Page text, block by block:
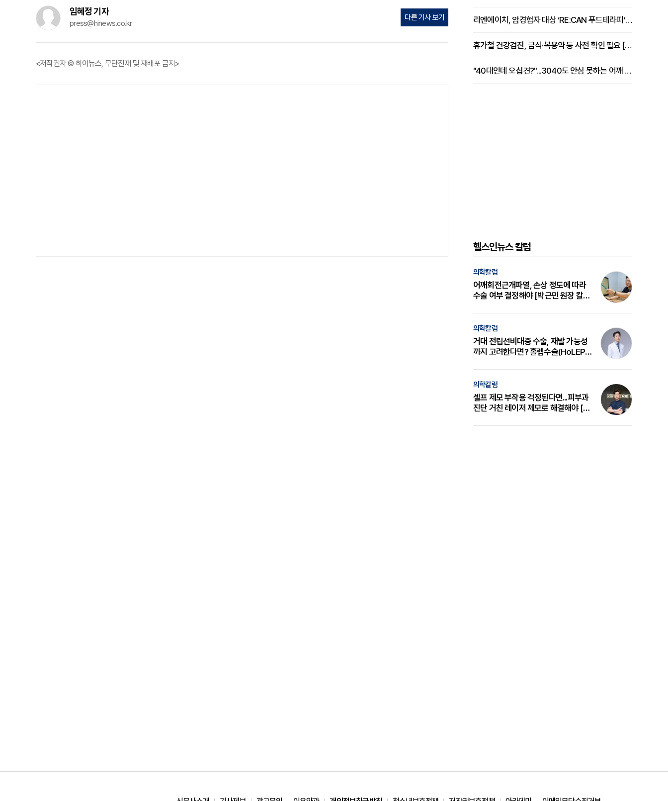
임혜정 기자
press@hinews.co.kr
다른 기사 보기
<저작권자 © 하이뉴스, 무단전재 및 재배포 금지>
리엔에이치, 암경험자 대상 ‘RE:CAN 푸드테라피’ 운영
휴가철 건강검진, 금식·복용약 등 사전 확인 필요 [정도감 원장 칼럼]
"40대인데 오십견?"...3040도 안심 못하는 어깨 유착성 관절낭염
헬스인뉴스 칼럼
의학칼럼
어깨회전근개파열, 손상 정도에 따라
수술 여부 결정해야 [박근민 원장 칼
의학칼럼
거대 전립선비대증 수술, 재발 가능성
까지 고려한다면? 홀렙수술(HoLEP)
의학칼럼
셀프 제모 부작용 걱정된다면...피부과
진단 거친 레이저 제모로 해결해야 [변